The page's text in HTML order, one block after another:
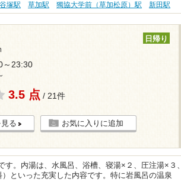
谷塚駅 草加駅 獨協大学前（草加松原）駅 新田駅
日帰り
～23:30
3.5 点 / 21件
る お気に入りに追加
。内湯は、水風呂、浴槽、寝湯×２、圧注湯×３、
といった充実した内容です。特に岩風呂の温泉